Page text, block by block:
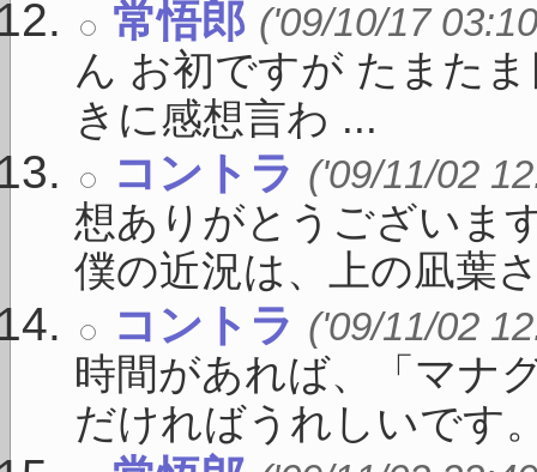
常悟郎 ('09/10/17
ん お初ですが たまた
きに感想言わ ...
コントラ ('09/11/02
想ありがとうございま
僕の近況は、上の凪葉
コントラ ('09/11/02
時間があれば、「マナ
だければうれしいです